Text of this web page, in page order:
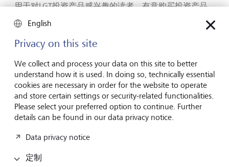
用于对LGT投资产品感兴趣的读者。有意购买投资产品
投资规则的销售说明书和年度／半年度报告。LGT的投
资产品均未获批准在世上所有国家／地区公开出售。
LGT网站并不适用于因其国籍或居籍地或任何其他原因
而受禁止发布或访问LGT网站的司法管辖权影响的人
士。受上述限制的人可能无法访问LGT网站。
具体而言，LGT投资产品并非根据1940年《美国投资公
司法案》注册的投资公司，而这些证券未根据1933年
《美国证券法》（下称「法案」）进行注册，因而不得
分销。本文件所载任何内容均不构成提议在美国或向美
English
Privacy on this site
We collect and process your data on this site to better
understand how it is used. In doing so, technically essential
cookies are necessary in order for the website to operate
and store certain settings or security-related functionalities.
Please select your preferred option to continue. Further
details can be found in our data privacy notice.
Data privacy notice
定制